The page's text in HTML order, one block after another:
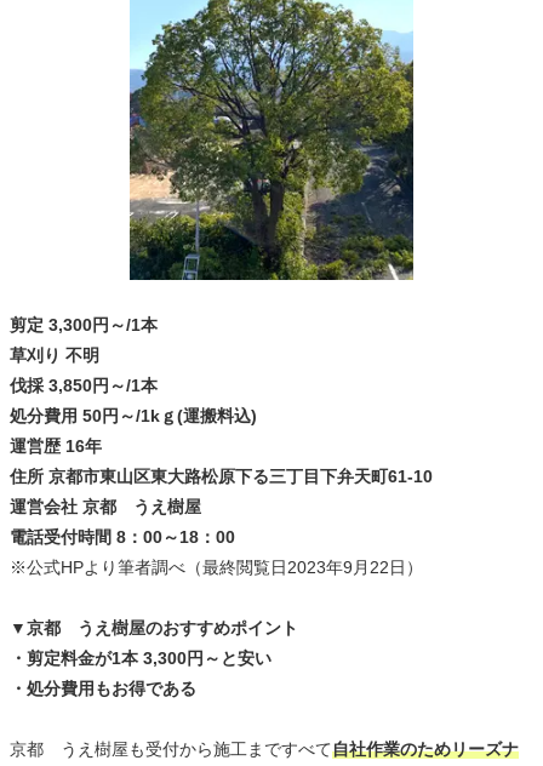
剪定 3,300円～/1本
草刈り 不明
伐採 3,850円～/1本
処分費用 50円～/1kｇ(運搬料込)
運営歴 16年
住所 京都市東山区東大路松原下る三丁目下弁天町61-10
運営会社 京都 うえ樹屋
電話受付時間 8：00～18：00
※公式HPより筆者調べ（最終閲覧日2023年9月22日）
▼京都 うえ樹屋のおすすめポイント
・剪定料金が1本 3,300円～と安い
・処分費用もお得である
京都 うえ樹屋も受付から施工まですべて自社作業のためリーズナ